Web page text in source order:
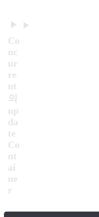
Co
nc
ur
re
nt
의
up
da
te
Co
nt
ai
ne
r